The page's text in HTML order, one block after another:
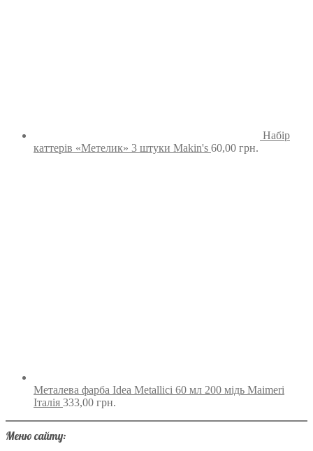
Набір
каттерів «Метелик» 3 штуки Makin's 60,00 грн.
Металева фарба Idea Metallici 60 мл 200 мідь Maimeri
Італія 333,00 грн.
Меню сайту: